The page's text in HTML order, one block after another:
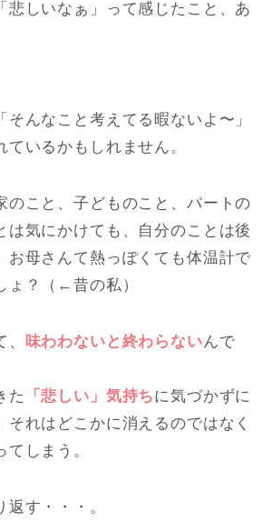
悲しいなぁ」って感じたこと、あ
そんなこと考えてる暇ないよ〜」
ているかもしれません。
のこと、子どものこと、パートの
は気にかけても、自分のことは後
お母さんて熱っぽくても体温計で
ょ？（←昔の私）
味わわないと終わらないんで
た
「悲しい」気持ちに気づかずに
それはどこかに消えるのではなく
しまう。
す・・・。